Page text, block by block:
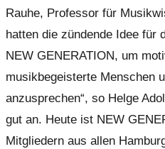
Rauhe, Professor für
hatten die zündende Idee für
NEW GENERATION, um
musikbegeisterte Menschen
anzusprechen“, so Helge
gut an. Heute ist NEW
Mitgliedern aus allen